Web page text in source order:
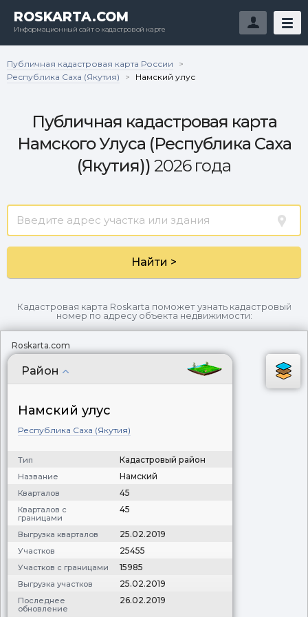
ROSKARTA.COM
Информационный сайт о кадастровой карте
Публичная кадастровая карта России
>
Республика Саха (Якутия)
> Намский улус
Публичная кадастровая карта
Намского Улуса (Республика Саха
(Якутия)) 2026 года
Найти >
Кадастровая карта Roskarta поможет узнать кадастровый
номер по адресу объекта недвижимости:
Roskarta.com
Район
Намский улус
Республика Саха (Якутия)
Тип Кадастровый район
Название Намский
Кварталов 45
Кварталов с
границами
45
Выгрузка кварталов 25.02.2019
Участков 25455
Участков с границами 15985
Выгрузка участков 25.02.2019
Последнее
обновление
26.02.2019